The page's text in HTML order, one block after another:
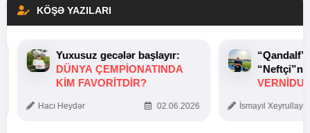
KÖŞƏ YAZILARI
Yuxusuz gecələr başlayır:
DÜNYA ÇEMPIONATINDA
KIM FAVORITDIR?
Hacı Heydər 02.06.2026 İsmayıl